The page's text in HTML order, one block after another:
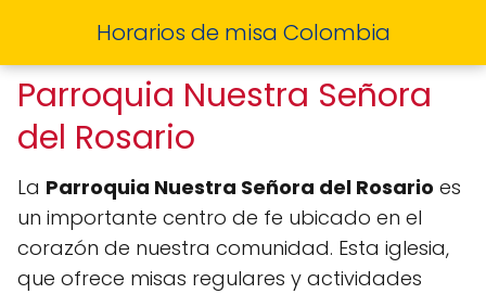
Horarios de misa Colombia
Parroquia Nuestra Señora
del Rosario
La Parroquia Nuestra Señora del Rosario es
un importante centro de fe ubicado en el
corazón de nuestra comunidad. Esta iglesia,
que ofrece misas regulares y actividades